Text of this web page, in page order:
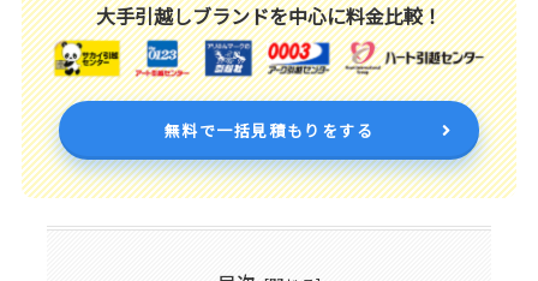
大手引越しブランドを中心に料金比較！
無料で一括見積もりをする